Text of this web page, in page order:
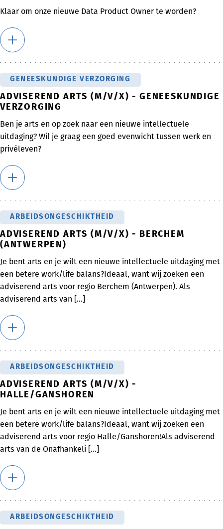
Klaar om onze nieuwe Data Product Owner te worden?
GENEESKUNDIGE VERZORGING
ADVISEREND ARTS (M/V/X) - GENEESKUNDIGE
VERZORGING
Ben je arts en op zoek naar een nieuwe intellectuele
uitdaging? Wil je graag een goed evenwicht tussen werk en
privéleven?
ARBEIDSONGESCHIKTHEID
ADVISEREND ARTS (M/V/X) - BERCHEM
(ANTWERPEN)
Je bent arts en je wilt een nieuwe intellectuele uitdaging met
een betere work/life balans?Ideaal, want wij zoeken een
adviserend arts voor regio Berchem (Antwerpen). Als
adviserend arts van [...]
ARBEIDSONGESCHIKTHEID
ADVISEREND ARTS (M/V/X) -
HALLE/GANSHOREN
Je bent arts en je wilt een nieuwe intellectuele uitdaging met
een betere work/life balans?Ideaal, want wij zoeken een
adviserend arts voor regio Halle/Ganshoren!Als adviserend
arts van de Onafhankeli [...]
ARBEIDSONGESCHIKTHEID